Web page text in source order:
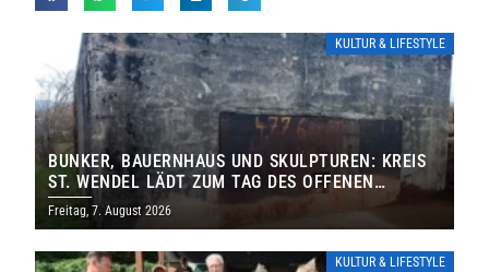
KULTUR & LIFESTYLE
BUNKER, BAUERNHAUS UND SKULPTUREN: KREIS
ST. WENDEL LÄDT ZUM TAG DES OFFENEN
DENKMALS EIN
Freitag, 7. August 2026
KULTUR & LIFESTYLE